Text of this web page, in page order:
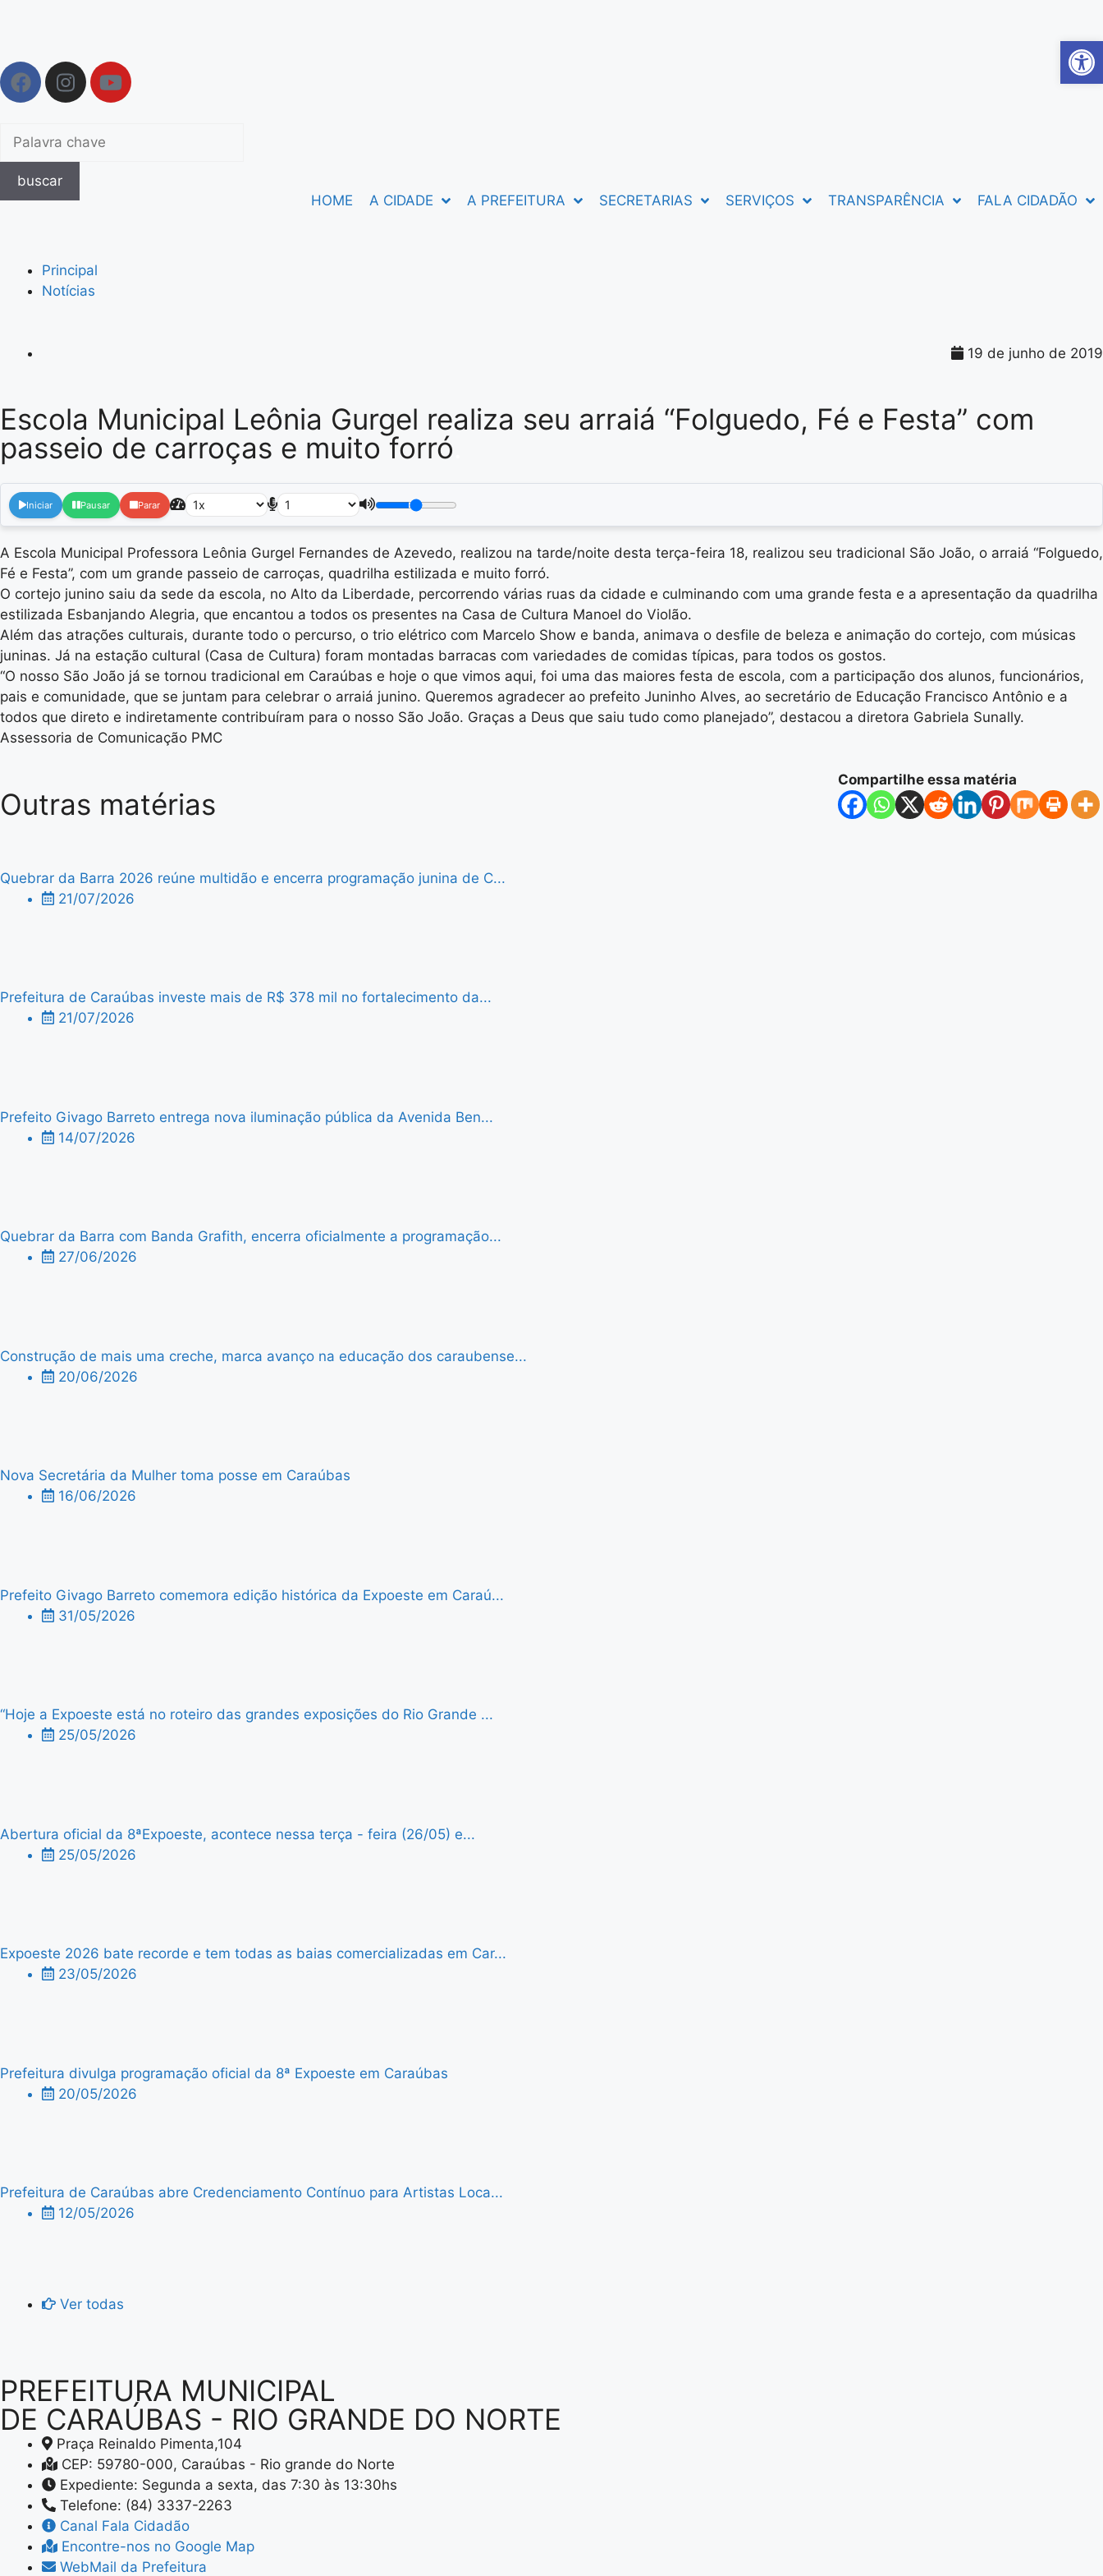
buscar
HOME
A CIDADE A PREFEITURA SECRETARIAS SERVIÇOS TRANSPARÊNCIA FALA CIDADÃO
Principal
Notícias
19 de junho de 2019
Escola Municipal Leônia Gurgel realiza seu arraiá “Folguedo, Fé e Festa” com
passeio de carroças e muito forró
Iniciar Pausar Parar
A Escola Municipal Professora Leônia Gurgel Fernandes de Azevedo, realizou na tarde/noite desta terça-feira 18, realizou seu tradicional São João, o arraiá “Folguedo,
Fé e Festa”, com um grande passeio de carroças, quadrilha estilizada e muito forró.
O cortejo junino saiu da sede da escola, no Alto da Liberdade, percorrendo várias ruas da cidade e culminando com uma grande festa e a apresentação da quadrilha
estilizada Esbanjando Alegria, que encantou a todos os presentes na Casa de Cultura Manoel do Violão.
Além das atrações culturais, durante todo o percurso, o trio elétrico com Marcelo Show e banda, animava o desfile de beleza e animação do cortejo, com músicas
juninas. Já na estação cultural (Casa de Cultura) foram montadas barracas com variedades de comidas típicas, para todos os gostos.
“O nosso São João já se tornou tradicional em Caraúbas e hoje o que vimos aqui, foi uma das maiores festa de escola, com a participação dos alunos, funcionários,
pais e comunidade, que se juntam para celebrar o arraiá junino. Queremos agradecer ao prefeito Juninho Alves, ao secretário de Educação Francisco Antônio e a
todos que direto e indiretamente contribuíram para o nosso São João. Graças a Deus que saiu tudo como planejado”, destacou a diretora Gabriela Sunally.
Assessoria de Comunicação PMC
Compartilhe essa matéria
Outras matérias
Quebrar da Barra 2026 reúne multidão e encerra programação junina de C...
21/07/2026
Prefeitura de Caraúbas investe mais de R$ 378 mil no fortalecimento da...
21/07/2026
Prefeito Givago Barreto entrega nova iluminação pública da Avenida Ben...
14/07/2026
Quebrar da Barra com Banda Grafith, encerra oficialmente a programação...
27/06/2026
Construção de mais uma creche, marca avanço na educação dos caraubense...
20/06/2026
Nova Secretária da Mulher toma posse em Caraúbas
16/06/2026
Prefeito Givago Barreto comemora edição histórica da Expoeste em Caraú...
31/05/2026
“Hoje a Expoeste está no roteiro das grandes exposições do Rio Grande ...
25/05/2026
Abertura oficial da 8ªExpoeste, acontece nessa terça - feira (26/05) e...
25/05/2026
Expoeste 2026 bate recorde e tem todas as baias comercializadas em Car...
23/05/2026
Prefeitura divulga programação oficial da 8ª Expoeste em Caraúbas
20/05/2026
Prefeitura de Caraúbas abre Credenciamento Contínuo para Artistas Loca...
12/05/2026
Ver todas
PREFEITURA MUNICIPAL
DE CARAÚBAS - RIO GRANDE DO NORTE
Praça Reinaldo Pimenta,104
CEP: 59780-000, Caraúbas - Rio grande do Norte
Expediente: Segunda a sexta, das 7:30 às 13:30hs
Telefone: (84) 3337-2263
Canal Fala Cidadão
Encontre-nos no Google Map
WebMail da Prefeitura
Abrir